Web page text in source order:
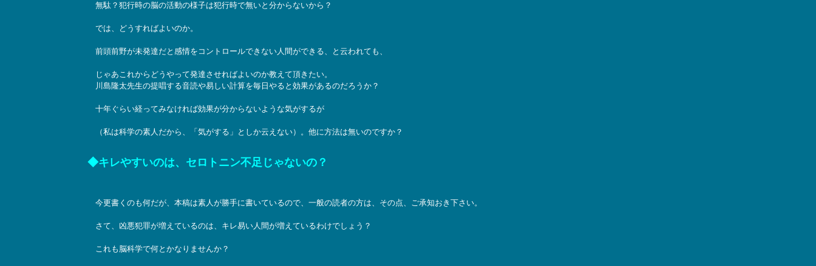
無駄？犯行時の脳の活動の様子は犯行時で無いと分からないから？
では、どうすればよいのか。
前頭前野が未発達だと感情をコントロールできない人間ができる、と云われても、
じゃあこれからどうやって発達させればよいのか教えて頂きたい。
川島隆太先生の提唱する音読や易しい計算を毎日やると効果があるのだろうか？
十年ぐらい経ってみなければ効果が分からないような気がするが
（私は科学の素人だから、「気がする」としか云えない）。他に方法は無いのですか？
◆キレやすいのは、セロトニン不足じゃないの？
今更書くのも何だが、本稿は素人が勝手に書いているので、一般の読者の方は、その点、ご承知おき下さい。
さて、凶悪犯罪が増えているのは、キレ易い人間が増えているわけでしょう？
これも脳科学で何とかなりませんか？